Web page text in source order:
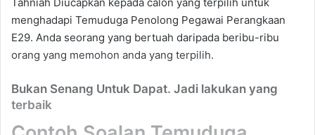
Tahniah Diucapkan kepada calon yang terpilih untuk
menghadapi Temuduga Penolong Pegawai Perangkaan
E29. Anda seorang yang bertuah daripada beribu-ribu
orang yang memohon anda yang terpilih.
Bukan Senang Untuk Dapat. Jadi lakukan yang
terbaik